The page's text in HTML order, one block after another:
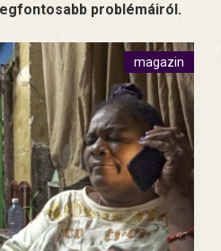
problémáiról.
magazin